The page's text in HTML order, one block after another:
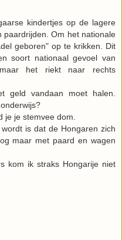
kindertjes op de lagere
Om het nationale
geboren" op te krikken. Dit
soort nationaal gevoel van
het riekt naar rechts
geld vandaan moet halen.
je je stemvee dom.
is dat de Hongaren zich
maar met paard en wagen
kom ik straks Hongarije niet